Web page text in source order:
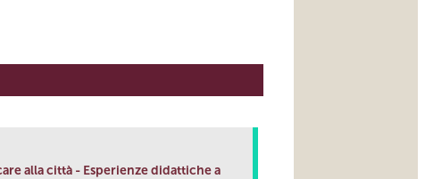
alla città - Esperienze didattiche a